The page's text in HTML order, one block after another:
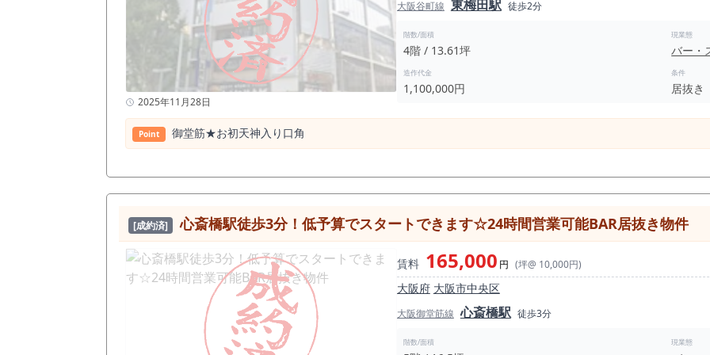
2025年11月28日
大阪谷町線 東梅田駅 徒歩2分
階数/面積
4階 / 13.61坪
現業態
バー・
造作代金
1,100,000円
条件
居抜き
Point 御堂筋★お初天神入り口角
[成約済] 心斎橋駅徒歩3分！低予算でスタートできます☆24時間営業可能BAR居抜き物件
賃料 165,000 円 (坪@ 10,000円)
大阪府 大阪市中央区
大阪御堂筋線 心斎橋駅 徒歩3分
階数/面積 現業態